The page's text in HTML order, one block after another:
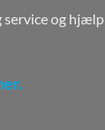
service og hjælp